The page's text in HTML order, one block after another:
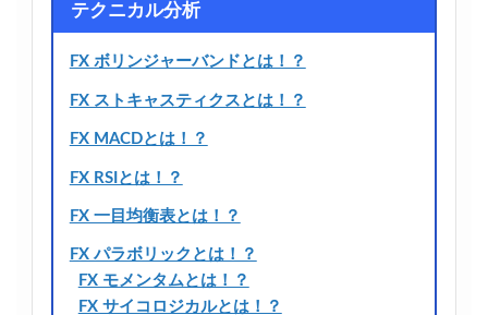
テクニカル分析
FX ボリンジャーバンドとは！？
FX ストキャスティクスとは！？
FX MACDとは！？
FX RSIとは！？
FX 一目均衡表とは！？
FX パラボリックとは！？
FX モメンタムとは！？
FX サイコロジカルとは！？